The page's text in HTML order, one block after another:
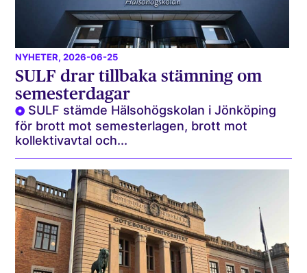
NYHETER, 2026-06-25
SULF drar tillbaka stämning om
semesterdagar
SULF stämde Hälsohögskolan i Jönköping
för brott mot semesterlagen, brott mot
kollektivavtal och...